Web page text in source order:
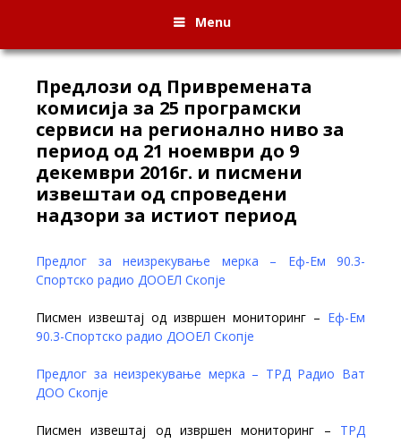
Menu
Предлози од Привремената
комисија за 25 програмски
сервиси на регионално ниво за
период од 21 ноември до 9
декември 2016г. и писмени
извештаи од спроведени
надзори за истиот период
Предлог за неизрекување мерка – Еф-Ем 90.3-
Спортско радио ДООЕЛ Скопје
Писмен извештај од извршен мониторинг – Еф-Ем
90.3-Спортско радио ДООЕЛ Скопје
Предлог за неизрекување мерка – ТРД Радио Ват
ДОО Скопје
Писмен извештај од извршен мониторинг – ТРД